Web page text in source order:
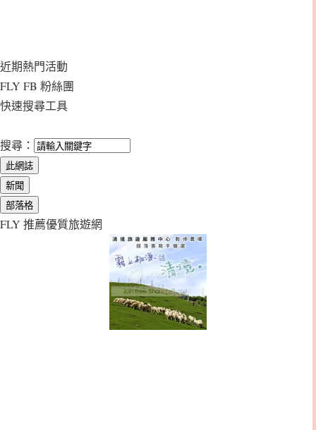
近期熱門活動
FLY FB 粉絲團
快速搜尋工具
搜尋：
FLY 推薦優質旅遊網